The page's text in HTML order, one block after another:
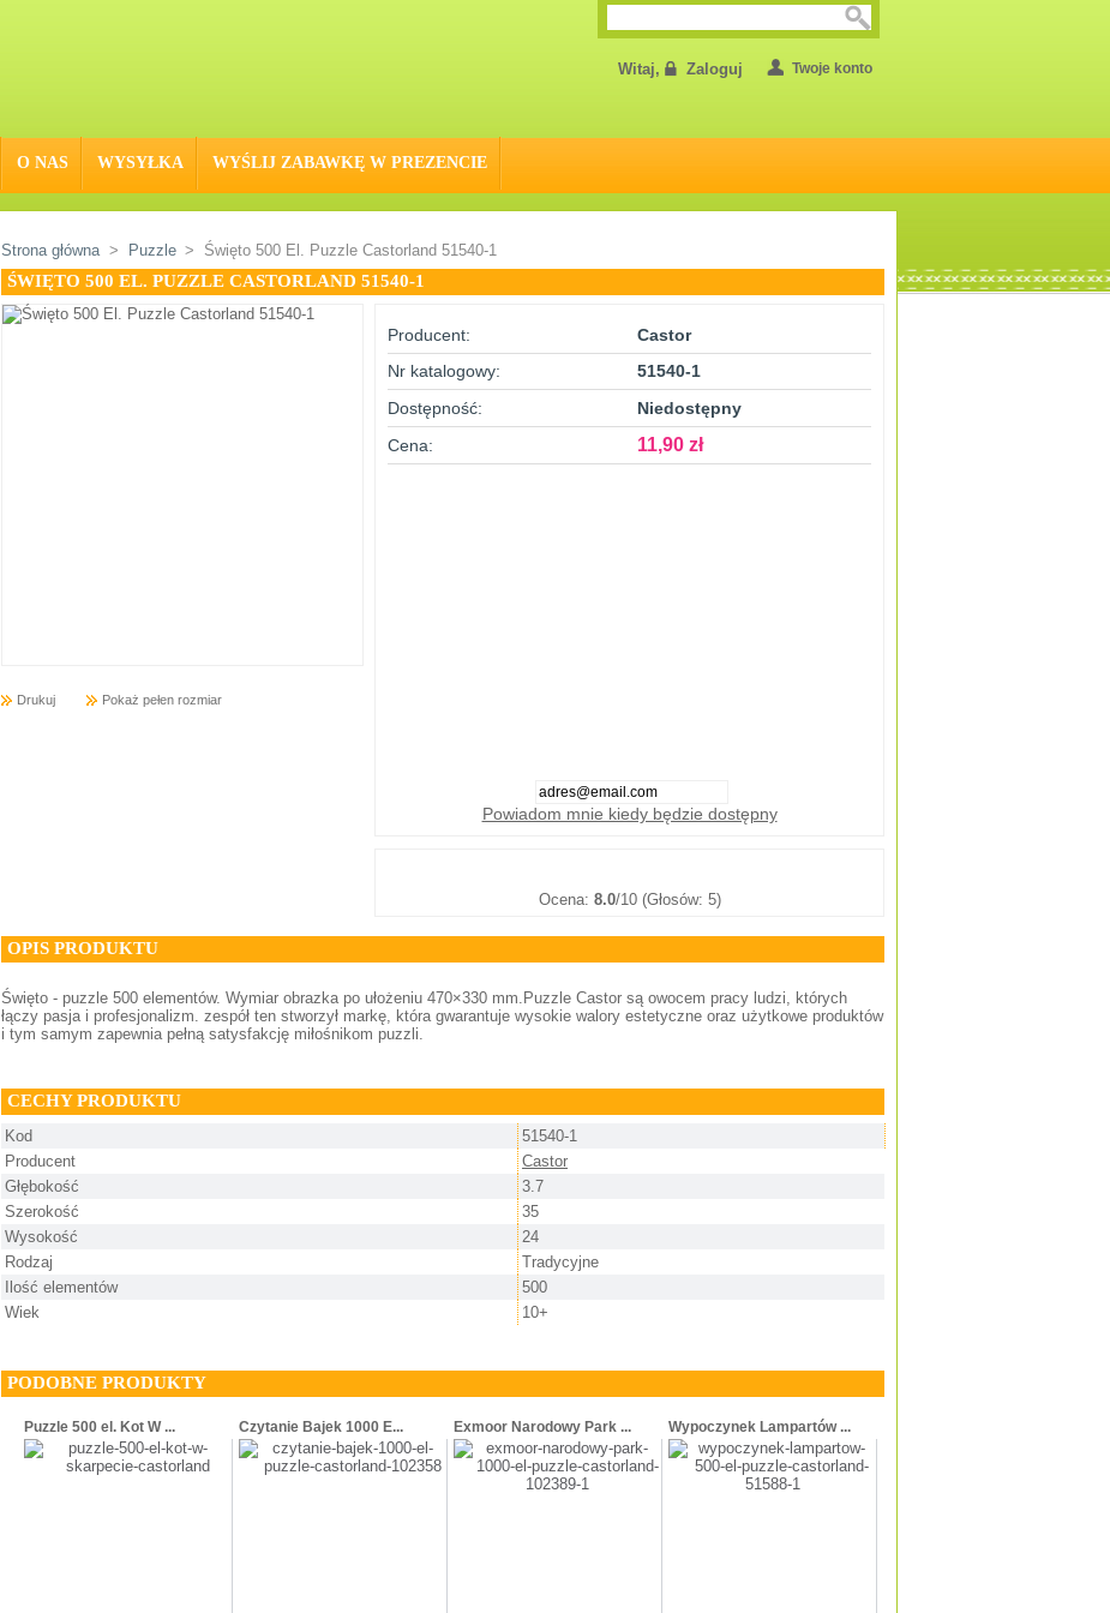
O NAS WYSYŁKA WYŚLIJ ZABAWKĘ W PREZENCIE
Twoje konto
Witaj, Zaloguj
Strona główna > Puzzle > Święto 500 El. Puzzle Castorland 51540-1
ŚWIĘTO 500 EL. PUZZLE CASTORLAND 51540-1
Drukuj Pokaż pełen rozmiar
Producent:
Castor
Nr katalogowy:
51540-1
Dostępność:
Niedostępny
Cena:
11,90 zł
Powiadom mnie kiedy będzie dostępny
Ocena: 8.0/10 (Głosów: 5)
OPIS PRODUKTU
Święto - puzzle 500 elementów. Wymiar obrazka po ułożeniu 470×330 mm.Puzzle Castor są owocem pracy ludzi, których
łączy pasja i profesjonalizm. zespół ten stworzył markę, która gwarantuje wysokie walory estetyczne oraz użytkowe produktów
i tym samym zapewnia pełną satysfakcję miłośnikom puzzli.
CECHY PRODUKTU
Kod
51540-1
Producent
Castor
Głębokość
3.7
Szerokość
35
Wysokość
24
Rodzaj
Tradycyjne
Ilość elementów
500
Wiek
10+
PODOBNE PRODUKTY
Puzzle 500 el. Kot W ... Czytanie Bajek 1000 E... Exmoor Narodowy Park ... Wypoczynek Lampartów ...